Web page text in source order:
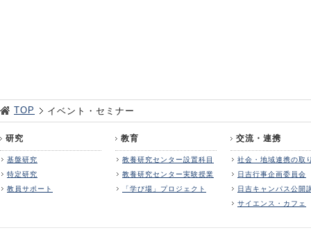
TOP イベント・セミナー
研究
基盤研究
特定研究
教員サポート
教育
教養研究センター設置科目
教養研究センター実験授業
「学び場」プロジェクト
交流・連携
社会・地域連携の取
日吉行事企画委員会
日吉キャンパス公開
サイエンス・カフェ